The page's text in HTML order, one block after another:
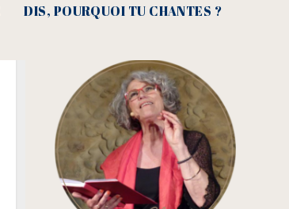
DIS, POURQUOI TU CHANTES ?